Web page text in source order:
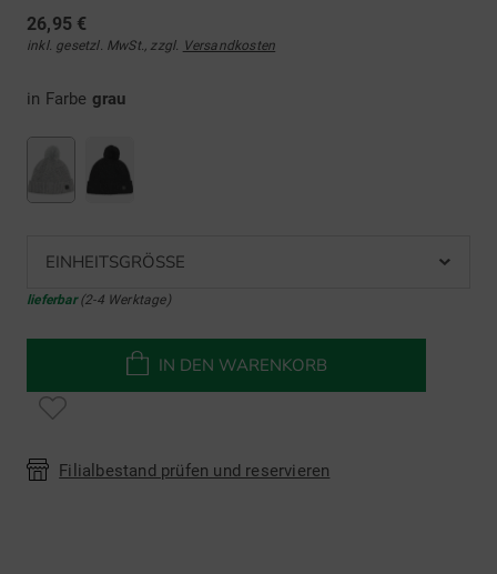
26,95 €
inkl. gesetzl. MwSt., zzgl. Versandkosten
in Farbe grau
EINHEITSGRÖSSE
lieferbar(2-4 Werktage)
IN DEN WARENKORB
Filialbestand prüfen und reservieren